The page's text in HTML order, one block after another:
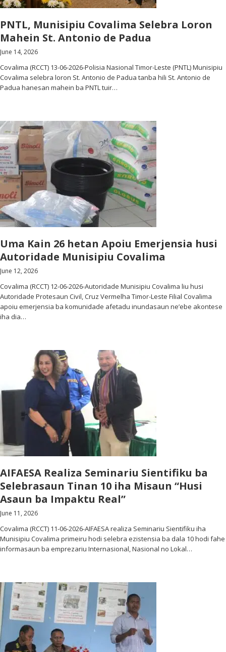
PNTL, Munisipiu Covalima Selebra Loron
Mahein St. Antonio de Padua
June 14, 2026
Covalima (RCCT) 13-06-2026-Polisia Nasional Timor-Leste (PNTL) Munisipiu
Covalima selebra loron St. Antonio de Padua tanba hili St. Antonio de
Padua hanesan mahein ba PNTL tuir…
Uma Kain 26 hetan Apoiu Emerjensia husi
Autoridade Munisipiu Covalima
June 12, 2026
Covalima (RCCT) 12-06-2026-Autoridade Munisipiu Covalima liu husi
Autoridade Protesaun Civil, Cruz Vermelha Timor-Leste Filial Covalima
apoiu emerjensia ba komunidade afetadu inundasaun ne’ebe akontese
iha dia…
AIFAESA Realiza Seminariu Sientifiku ba
Selebrasaun Tinan 10 iha Misaun “Husi
Asaun ba Impaktu Real”
June 11, 2026
Covalima (RCCT) 11-06-2026-AIFAESA realiza Seminariu Sientifiku iha
Munisipiu Covalima primeiru hodi selebra ezistensia ba dala 10 hodi fahe
informasaun ba emprezariu Internasional, Nasional no Lokal…